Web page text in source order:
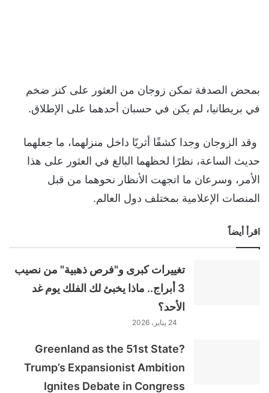
بمحض الصدفة تمكن زوجان من العثور على كنز ضخم
في بريطانيا، لم يكن في حسبان أحدهما على الإطلاق.
وقد الزوجان وجدا كشفًا أثريًا داخل منزلهما، ما جعلهما
حديث الساعة، نظرًا لحظهما البالغ في العثور على هذا
الأمر، وسرعان ما اتجهت الأنظار نحوهما من قبل
المنصات الإعلامية بمختلف دول العالم.
اقرأ أيضاً
تغييرات كبرى و"فرص ذهبية" من نصيب
3 أبراج.. ماذا يخبئ لك الفلك يوم غد
الأحد؟
24 يناير، 2026
Greenland as the 51st State?
Trump’s Expansionist Ambition
Ignites Debate in Congress